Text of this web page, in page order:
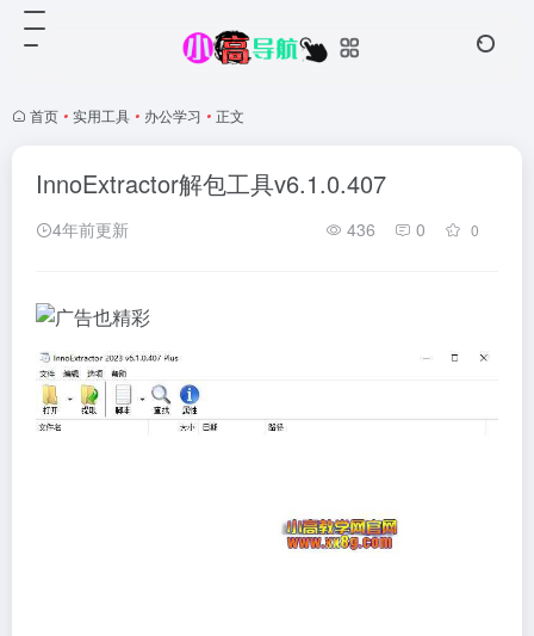
首页 • 实用工具 • 办公学习 • 正文
InnoExtractor解包工具v6.1.0.407
4年前更新 436 0 0